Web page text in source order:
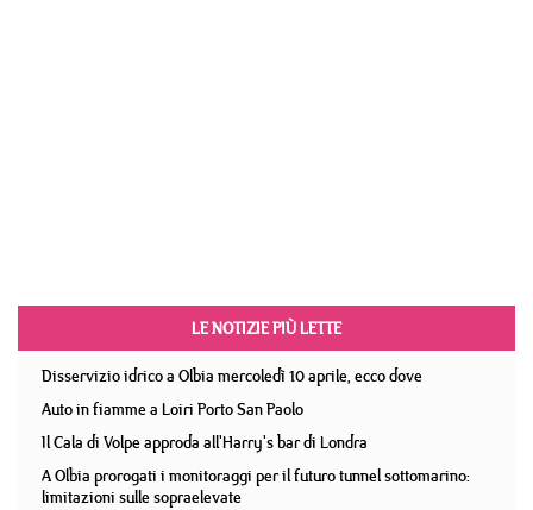
LE NOTIZIE PIÙ LETTE
Disservizio idrico a Olbia mercoledì 10 aprile, ecco dove
Auto in fiamme a Loiri Porto San Paolo
Il Cala di Volpe approda all'Harry's bar di Londra
A Olbia prorogati i monitoraggi per il futuro tunnel sottomarino:
limitazioni sulle sopraelevate